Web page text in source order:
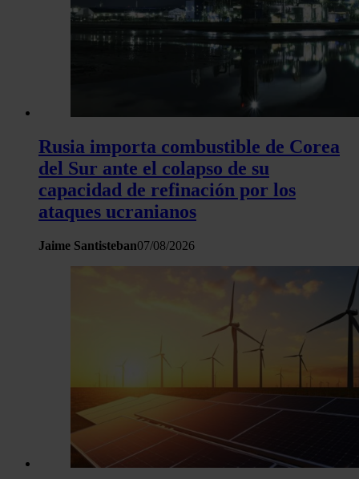
Rusia importa combustible de Corea
del Sur ante el colapso de su
capacidad de refinación por los
ataques ucranianos
Jaime Santisteban07/08/2026